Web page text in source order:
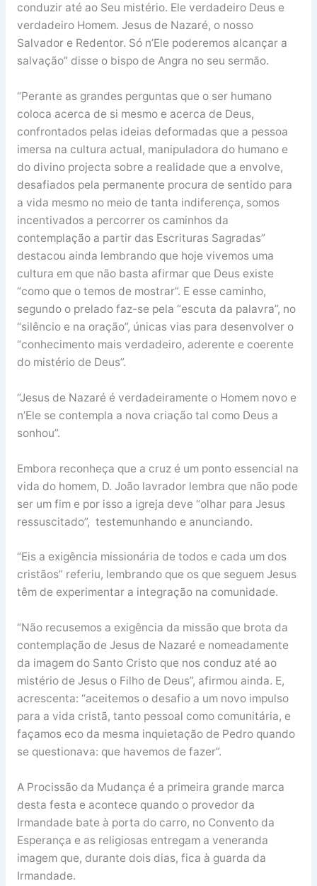
conduzir até ao Seu mistério. Ele verdadeiro Deus e
verdadeiro Homem. Jesus de Nazaré, o nosso
Salvador e Redentor. Só n’Ele poderemos alcançar a
salvação” disse o bispo de Angra no seu sermão.
“Perante as grandes perguntas que o ser humano
coloca acerca de si mesmo e acerca de Deus,
confrontados pelas ideias deformadas que a pessoa
imersa na cultura actual, manipuladora do humano e
do divino projecta sobre a realidade que a envolve,
desafiados pela permanente procura de sentido para
a vida mesmo no meio de tanta indiferença, somos
incentivados a percorrer os caminhos da
contemplação a partir das Escrituras Sagradas”
destacou ainda lembrando que hoje vivemos uma
cultura em que não basta afirmar que Deus existe
“como que o temos de mostrar”. E esse caminho,
segundo o prelado faz-se pela “escuta da palavra”, no
“silêncio e na oração”, únicas vias para desenvolver o
“conhecimento mais verdadeiro, aderente e coerente
do mistério de Deus”.
“Jesus de Nazaré é verdadeiramente o Homem novo e
n’Ele se contempla a nova criação tal como Deus a
sonhou”.
Embora reconheça que a cruz é um ponto essencial na
vida do homem, D. João lavrador lembra que não pode
ser um fim e por isso a igreja deve “olhar para Jesus
ressuscitado”, testemunhando e anunciando.
“Eis a exigência missionária de todos e cada um dos
cristãos” referiu, lembrando que os que seguem Jesus
têm de experimentar a integração na comunidade.
“Não recusemos a exigência da missão que brota da
contemplação de Jesus de Nazaré e nomeadamente
da imagem do Santo Cristo que nos conduz até ao
mistério de Jesus o Filho de Deus”, afirmou ainda. E,
acrescenta: “aceitemos o desafio a um novo impulso
para a vida cristã, tanto pessoal como comunitária, e
façamos eco da mesma inquietação de Pedro quando
se questionava: que havemos de fazer”.
A Procissão da Mudança é a primeira grande marca
desta festa e acontece quando o provedor da
Irmandade bate à porta do carro, no Convento da
Esperança e as religiosas entregam a veneranda
imagem que, durante dois dias, fica à guarda da
Irmandade.